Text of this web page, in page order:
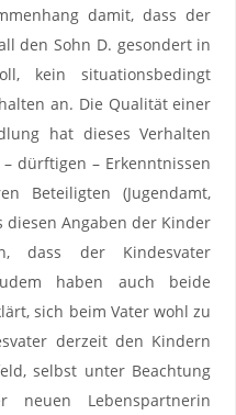
damit, dass der
den Sohn D. gesondert in
kein situationsbedingt
an. Die Qualität einer
hat dieses Verhalten
dürftigen – Erkenntnissen
Beteiligten (Jugendamt,
diesen Angaben der Kinder
dass der Kindesvater
haben auch beide
sich beim Vater wohl zu
derzeit den Kindern
selbst unter Beachtung
Lebenspartnerin